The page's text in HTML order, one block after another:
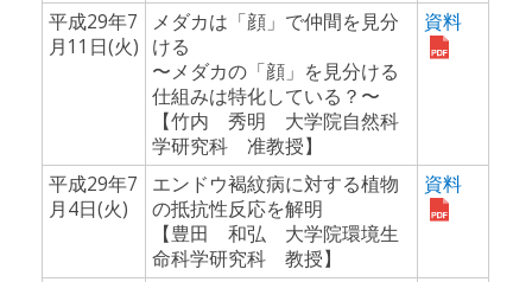
平成29年7
月11日(火)
メダカは「顔」で仲間を見分
ける
〜メダカの「顔」を見分ける
仕組みは特化している？〜
【竹内 秀明 大学院自然科
学研究科 准教授】
資料
平成29年7
月4日(火)
エンドウ褐紋病に対する植物
の抵抗性反応を解明
【豊田 和弘 大学院環境生
命科学研究科 教授】
資料